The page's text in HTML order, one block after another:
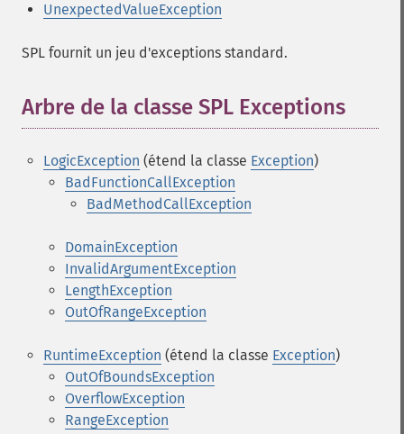
UnexpectedValueException
SPL fournit un jeu d'exceptions standard.
Arbre de la classe SPL Exceptions
LogicException (étend la classe Exception)
BadFunctionCallException
BadMethodCallException
DomainException
InvalidArgumentException
LengthException
OutOfRangeException
RuntimeException (étend la classe Exception)
OutOfBoundsException
OverflowException
RangeException